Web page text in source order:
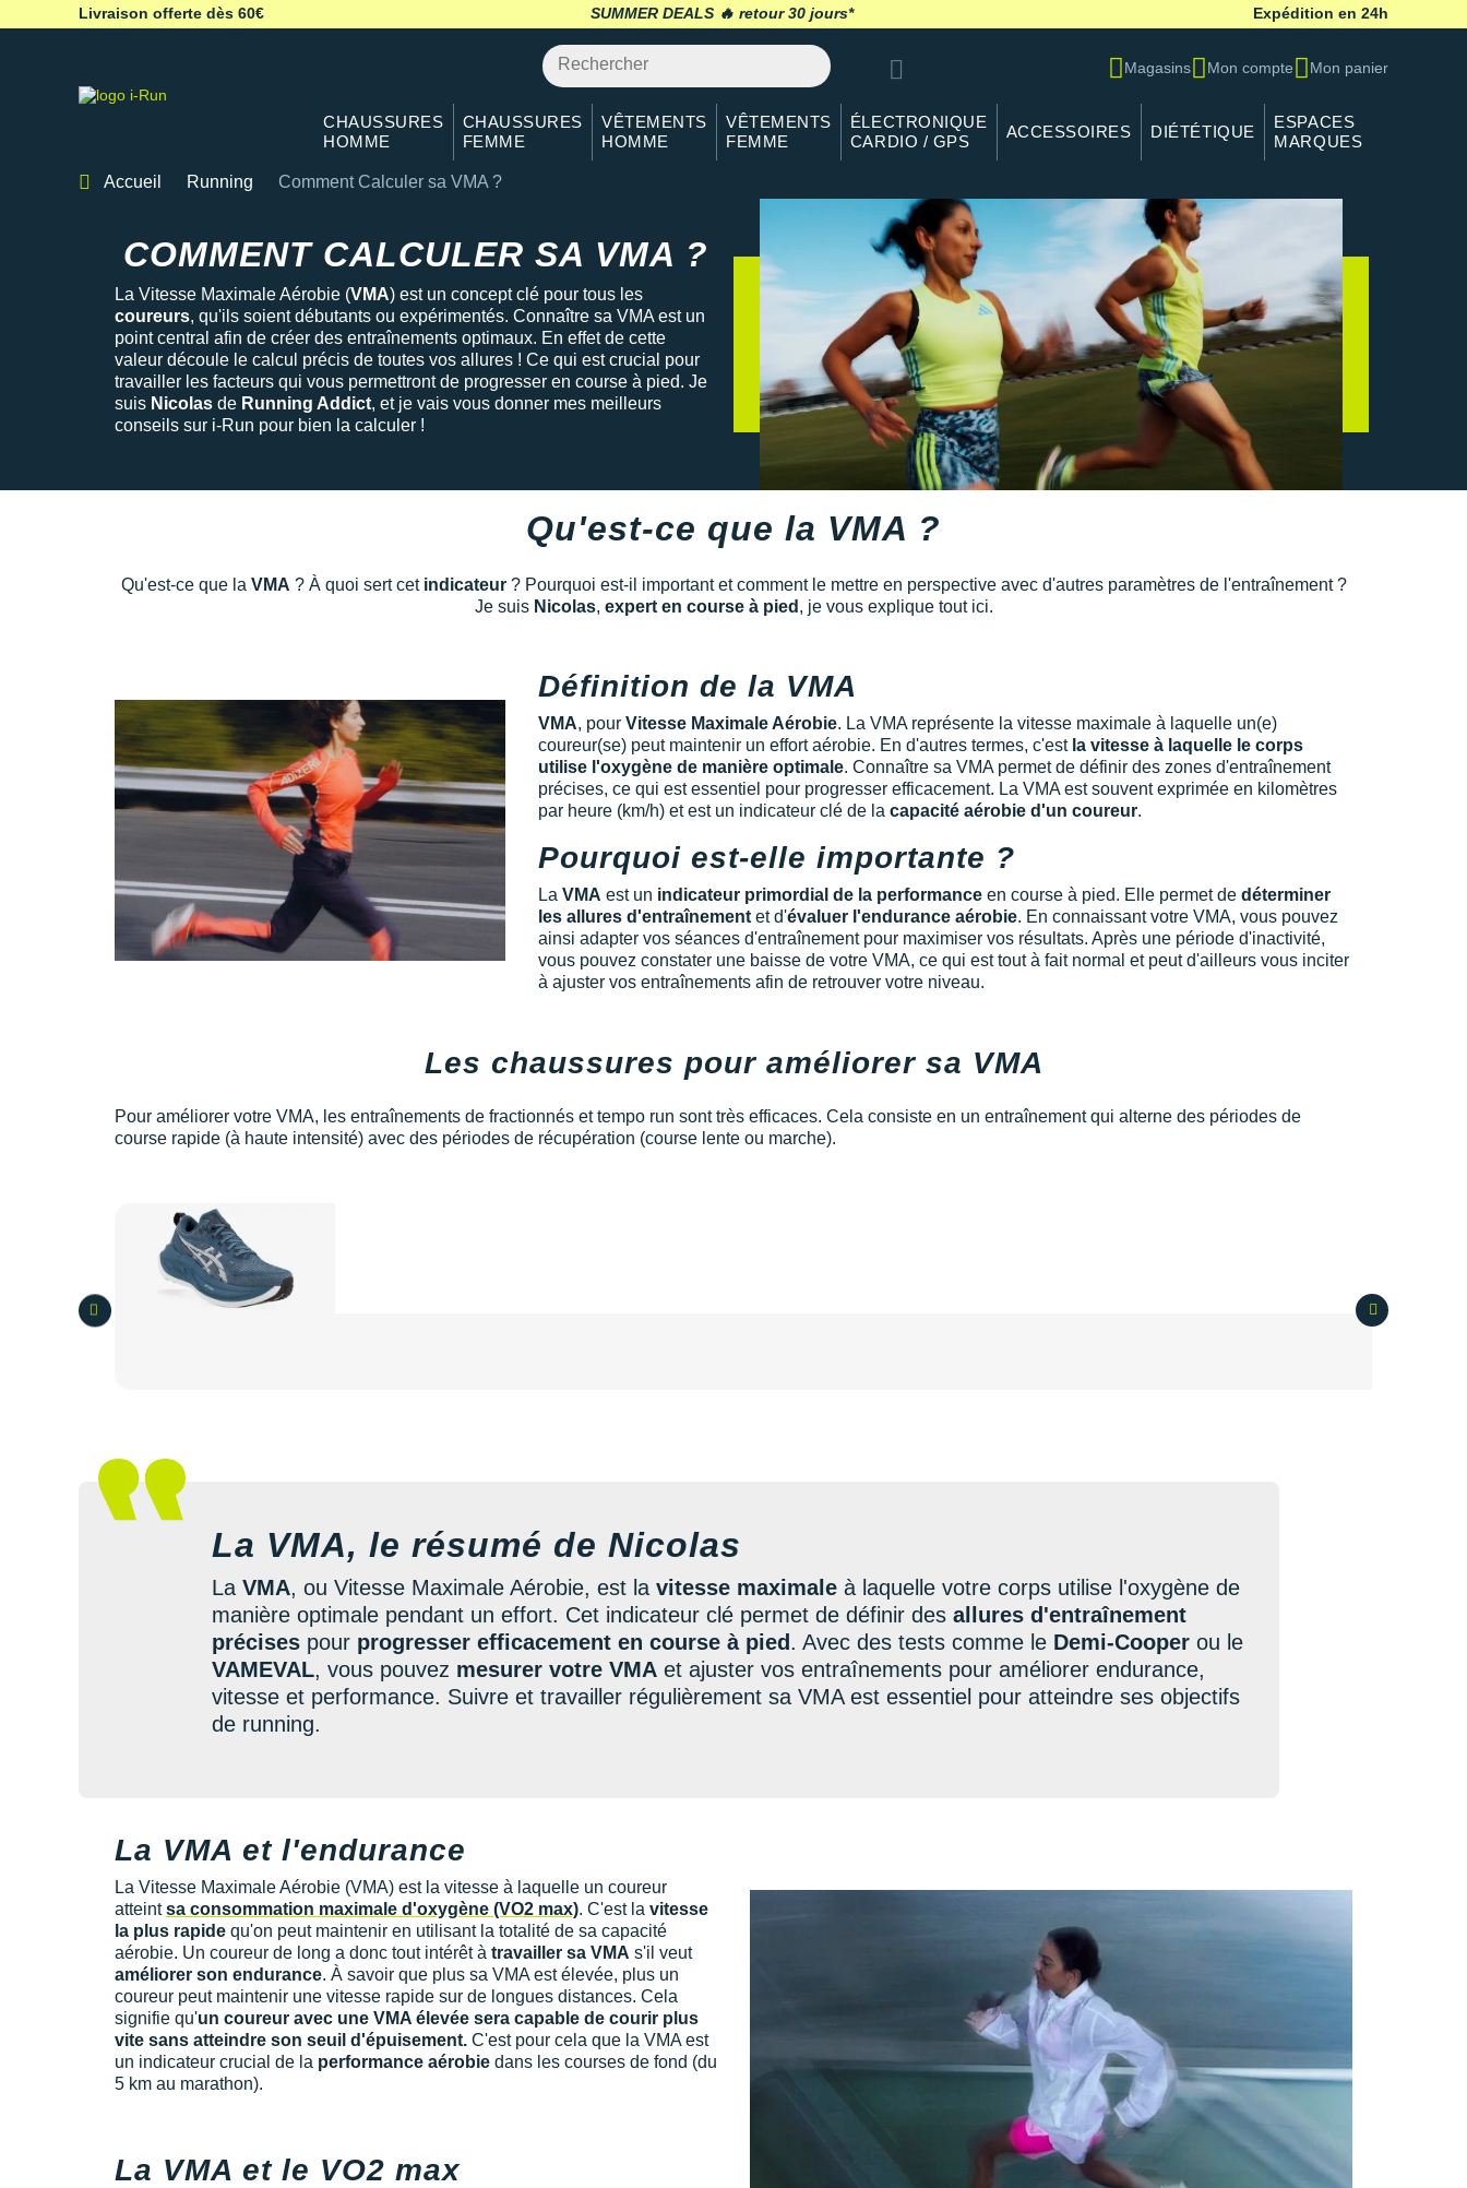
Livraison offerte dès 60€ SUMMER DEALS 🔥 retour 30 jours* Expédition en 24h
Magasins Mon compte Mon panier
CHAUSSURES
HOMME
CHAUSSURES
FEMME
VÊTEMENTS
HOMME
VÊTEMENTS
FEMME
ÉLECTRONIQUE
CARDIO / GPS
ACCESSOIRES DIÉTÉTIQUE
ESPACES
MARQUES
Accueil Running Comment Calculer sa VMA ?
COMMENT CALCULER SA VMA ?
La Vitesse Maximale Aérobie (VMA) est un concept clé pour tous les
coureurs, qu'ils soient débutants ou expérimentés. Connaître sa VMA est un
point central afin de créer des entraînements optimaux. En effet de cette
valeur découle le calcul précis de toutes vos allures ! Ce qui est crucial pour
travailler les facteurs qui vous permettront de progresser en course à pied. Je
suis Nicolas de Running Addict, et je vais vous donner mes meilleurs
conseils sur i-Run pour bien la calculer !
Qu'est-ce que la VMA ?
Qu'est-ce que la VMA ? À quoi sert cet indicateur? Pourquoi est-il important et comment le mettre en perspective avec d'autres paramètres de l'entraînement ?
Je suis Nicolas, expert en course à pied , je vous explique tout ici.
Définition de la VMA
VMA, pour Vitesse Maximale Aérobie. La VMA représente la vitesse maximale à laquelle un(e)
coureur(se) peut maintenir un effort aérobie. En d'autres termes, c'est la vitesse à laquelle le corps
utilise l'oxygène de manière optimale. Connaître sa VMA permet de définir des zones d'entraînement
précises, ce qui est essentiel pour progresser efficacement. La VMA est souvent exprimée en kilomètres
par heure (km/h) et est un indicateur clé de la capacité aérobie d'un coureur.
Pourquoi est-elle importante ?
La VMA est un indicateur primordial de la performance en course à pied. Elle permet de déterminer
les allures d'entraînement et d'évaluer l'endurance aérobie. En connaissant votre VMA, vous pouvez
ainsi adapter vos séances d'entraînement pour maximiser vos résultats. Après une période d'inactivité,
vous pouvez constater une baisse de votre VMA, ce qui est tout à fait normal et peut d'ailleurs vous inciter
à ajuster vos entraînements afin de retrouver votre niveau.
Les chaussures pour améliorer sa VMA
Pour améliorer votre VMA, les entraînements de fractionnés et tempo run sont très efficaces. Cela consiste en un entraînement qui alterne des périodes de
course rapide (à haute intensité) avec des périodes de récupération (course lente ou marche).
La VMA, le résumé de Nicolas
La VMA, ou Vitesse Maximale Aérobie, est la vitesse maximaleà laquelle votre corps utilise l'oxygène de
manière optimale pendant un effort. Cet indicateur clé permet de définir des allures d'entraînement
précisespour progresser efficacement en course à pied . Avec des tests comme le Demi-Cooperou le
VAMEVAL, vous pouvez mesurer votre VMAet ajuster vos entraînements pour améliorer endurance,
vitesse et performance. Suivre et travailler régulièrement sa VMA est essentiel pour atteindre ses objectifs
de running.
La VMA et l'endurance
La Vitesse Maximale Aérobie (VMA) est la vitesse à laquelle un coureur
atteintsa consommation maximale d'oxygène (VO2 max). C'est la vitesse
la plus rapide qu'on peut maintenir en utilisant la totalité de sa capacité
aérobie. Un coureur de long a donc tout intérêt à travailler sa VMA s'il veut
améliorer son endurance. À savoir que plus sa VMA est élevée, plus un
coureur peut maintenir une vitesse rapide sur de longues distances. Cela
signifie qu'un coureur avec une VMA élevée sera capable de courir plus
vite sans atteindre son seuil d'épuisement. C'est pour cela que la VMA est
un indicateur crucial de la performance aérobie dans les courses de fond (du
5 km au marathon).
La VMA et le VO2 max